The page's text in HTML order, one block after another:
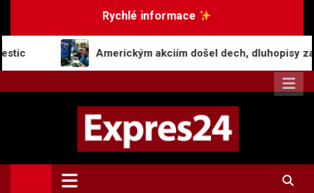
Rychlé informace
Americkým akciím došel dech, dluhopisy zaznamenaly
Expres24.cz
Rychlé zprávy po celý den